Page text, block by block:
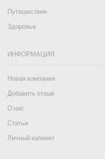
Путешествия
Здоровье
ИНФОРМАЦИЯ
Новая компания
Добавить отзыв
О нас
Статьи
Личный кабинет